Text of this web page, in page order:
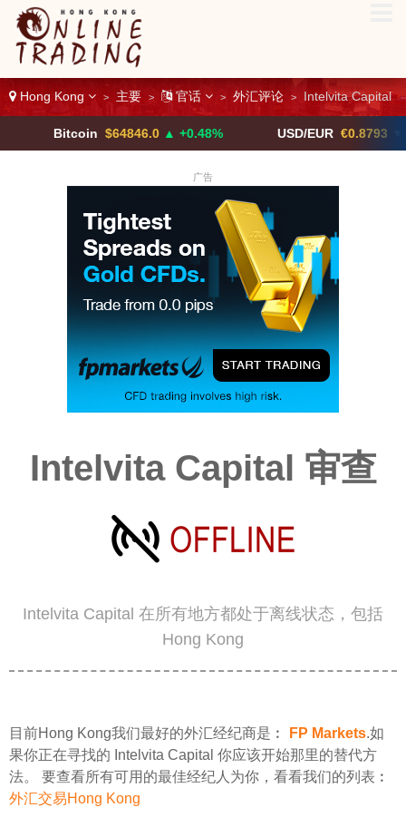
Hong Kong > 主要 > 官话 > 外汇评论 > Intelvita Capital
$64846.0 ▲ +0.48% USD/EUR €0.8793 ▼
广告
Intelvita Capital 审查
Intelvita Capital 在所有地方都处于离线状态，包括
Hong Kong
目前Hong Kong我们最好的外汇经纪商是︰ FP Markets.如
果你正在寻找的 Intelvita Capital 你应该开始那里的替代方
法。 要查看所有可用的最佳经纪人为你，看看我们的列表︰
外汇交易Hong Kong